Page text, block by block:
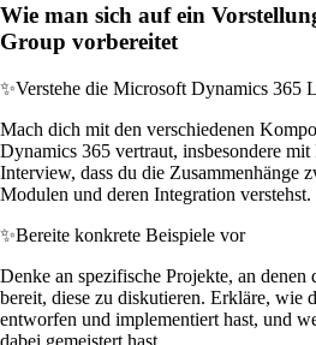
Wie man sich auf ein
Group vorbereitet
✨Verstehe die Microsoft Dynamics 365
Mach dich mit den verschiedenen
Dynamics 365 vertraut, insbesondere
Interview, dass du die Zusammenhänge
Modulen und deren Integration verstehst.
✨Bereite konkrete Beispiele vor
Denke an spezifische Projekte, an denen
bereit, diese zu diskutieren. Erkläre, wie
entworfen und implementiert hast, und
dabei gemeistert hast.